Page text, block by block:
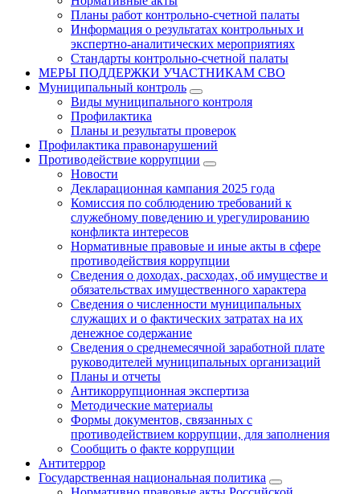
Планы работ контрольно-счетной палаты
Информация о результатах контрольных и
экспертно-аналитических мероприятиях
Стандарты контрольно-счетной палаты
МЕРЫ ПОДДЕРЖКИ УЧАСТНИКАМ СВО
Муниципальный контроль
Виды муниципального контроля
Профилактика
Планы и результаты проверок
Профилактика правонарушений
Противодействие коррупции
Новости
Декларационная кампания 2025 года
Комиссия по соблюдению требований к
служебному поведению и урегулированию
конфликта интересов
Нормативные правовые и иные акты в сфере
противодействия коррупции
Сведения о доходах, расходах, об имуществе и
обязательствах имущественного характера
Сведения о численности муниципальных
служащих и о фактических затратах на их
денежное содержание
Сведения о среднемесячной заработной плате
руководителей муниципальных организаций
Планы и отчеты
Антикоррупционная экспертиза
Методические материалы
Формы документов, связанных с
противодействием коррупции, для заполнения
Сообщить о факте коррупции
Антитеррор
Государственная национальная политика